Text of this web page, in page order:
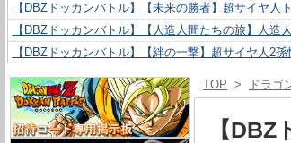
【DBZドッカンバトル】【未来の勝者】超サイヤ
【DBZドッカンバトル】【人造人間たちの旅】人造
【DBZドッカンバトル】【絆の一撃】超サイヤ人2
【DBZドッカンバトル】【抗い続ける精神力】人造
【DBZドッカンバトル】【技巧とひらめき】クリリ
【DBZドッカンバトル】【新たに得た好機】人造人
TOP > ドラゴ
【